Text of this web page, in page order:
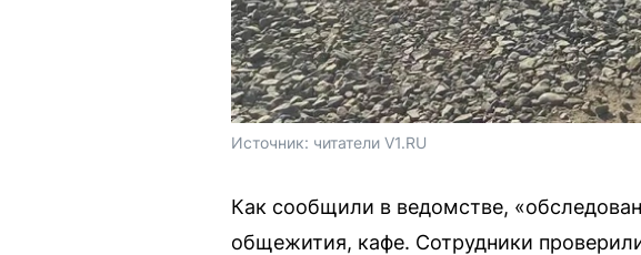
Источник: читатели V1.RU
Как сообщили в ведомстве,
общежития, кафе. Сотрудники